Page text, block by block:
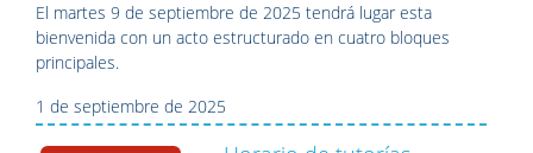
El martes 9 de septiembre de 2025 tendrá lugar esta
bienvenida con un acto estructurado en cuatro bloques
principales.
1 de septiembre de 2025